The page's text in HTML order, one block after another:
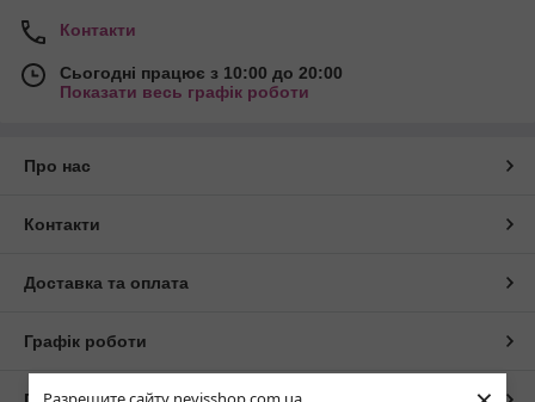
Контакти
Сьогодні працює з 10:00 до 20:00
Показати весь графік роботи
Про нас
Контакти
Доставка та оплата
Графік роботи